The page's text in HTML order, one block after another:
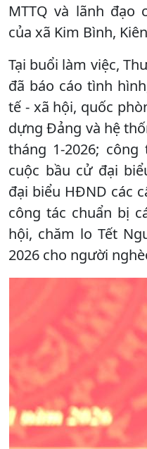
MTTQ và lãnh đạo
của xã Kim Bình,
Tại buổi làm việc,
đã báo cáo tình
tế - xã hội, quốc
dựng Đảng và hệ
tháng 1-2026;
cuộc bầu cử đại
đại biểu HĐND các
công tác chuẩn bị
hội, chăm lo Tết
2026 cho người